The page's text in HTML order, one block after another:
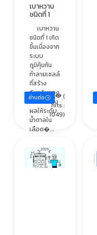
เบาหวาน
ชนิดที่ 1
เบาหวาน
ชนิดที่ 1 เกิด
ขึ้นเนื่องจาก
ระบบ
ภูมิคุ้มกัน
ทำลายเซลล์
ที่สร้าง
อินซูลินของ
ตับอ่อน ส่ง
ผลให้ระดับ
น้ำตาลใน
เลือด�...
อ่านต่อ
(
hits :
1049)